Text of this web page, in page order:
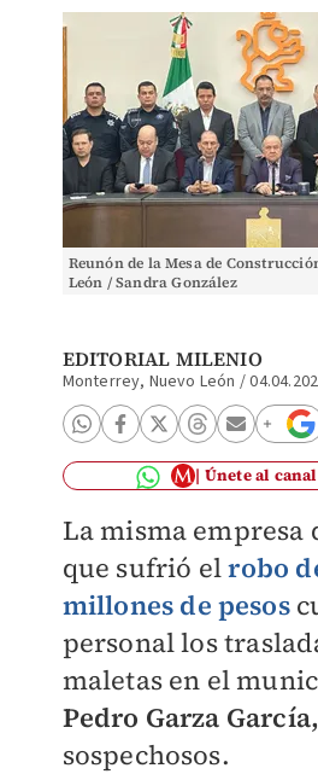
Reunón de la Mesa de
León / Sandra González
EDITORIAL MILENIO
Monterrey, Nuevo León /
Únete al
La misma empresa
que sufrió elrobo
millones de pesos
personal los
maletas en el
Pedro Garza García,
sospechosos.